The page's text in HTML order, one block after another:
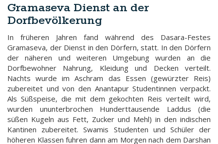
Gramaseva Dienst an der
Dorfbevölkerung
In früheren Jahren fand während des Dasara-Festes
Gramaseva, der Dienst in den Dörfern, statt. In den Dörfern
der näheren und weiteren Umgebung wurden an die
Dorfbewohner Nahrung, Kleidung und Decken verteilt.
Nachts wurde im Aschram das Essen (gewürzter Reis)
zubereitet und von den Anantapur Studentinnen verpackt.
Als Süßspeise, die mit dem gekochten Reis verteilt wird,
wurden ununterbrochen Hunderttausende Laddus (die
süßen Kugeln aus Fett, Zucker und Mehl) in den indischen
Kantinen zubereitet. Swamis Studenten und Schüler der
höheren Klassen fuhren dann am Morgen nach dem Darshan